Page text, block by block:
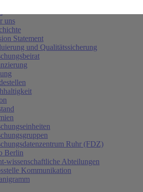
uns
Statement
und Qualitätssicherung
Ruhr (FDZ)
Berlin
wissenschaftliche Abteilungen
Kommunikation